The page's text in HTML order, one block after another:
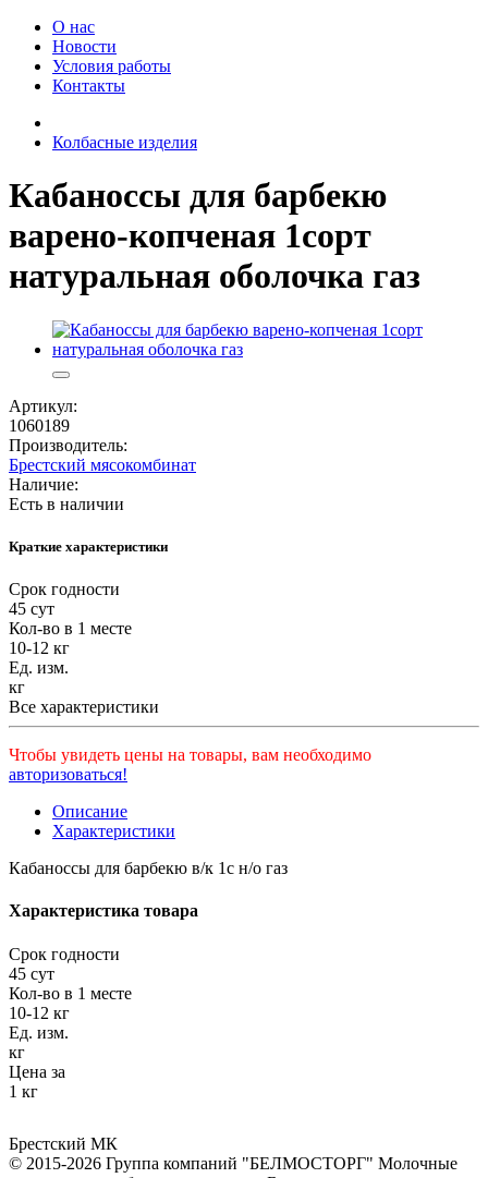
О нас
Новости
Условия работы
Контакты
Колбасные изделия
Кабаноссы для барбекю
варено-копченая 1сорт
натуральная оболочка газ
Артикул:
1060189
Производитель:
Брестский мясокомбинат
Наличие:
Есть в наличии
Краткие характеристики
Срок годности
45 сут
Кол-во в 1 месте
10-12 кг
Ед. изм.
кг
Все характеристики
Чтобы увидеть цены на товары, вам необходимо
авторизоваться!
Описание
Характеристики
Кабаноссы для барбекю в/к 1с н/о газ
Характеристика товара
Срок годности
45 сут
Кол-во в 1 месте
10-12 кг
Ед. изм.
кг
Цена за
1 кг
Брестский МК
© 2015-2026 Группа компаний "БЕЛМОСТОРГ" Молочные